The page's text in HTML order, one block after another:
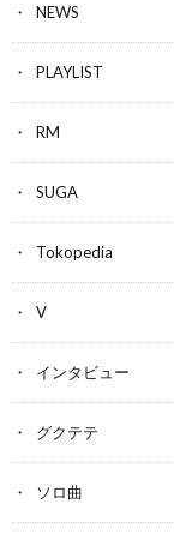
NEWS
PLAYLIST
RM
SUGA
Tokopedia
V
インタビュー
グクテテ
ソロ曲